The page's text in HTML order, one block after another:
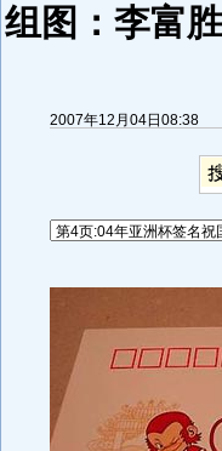
组图：李富
2007年12月04日08:38